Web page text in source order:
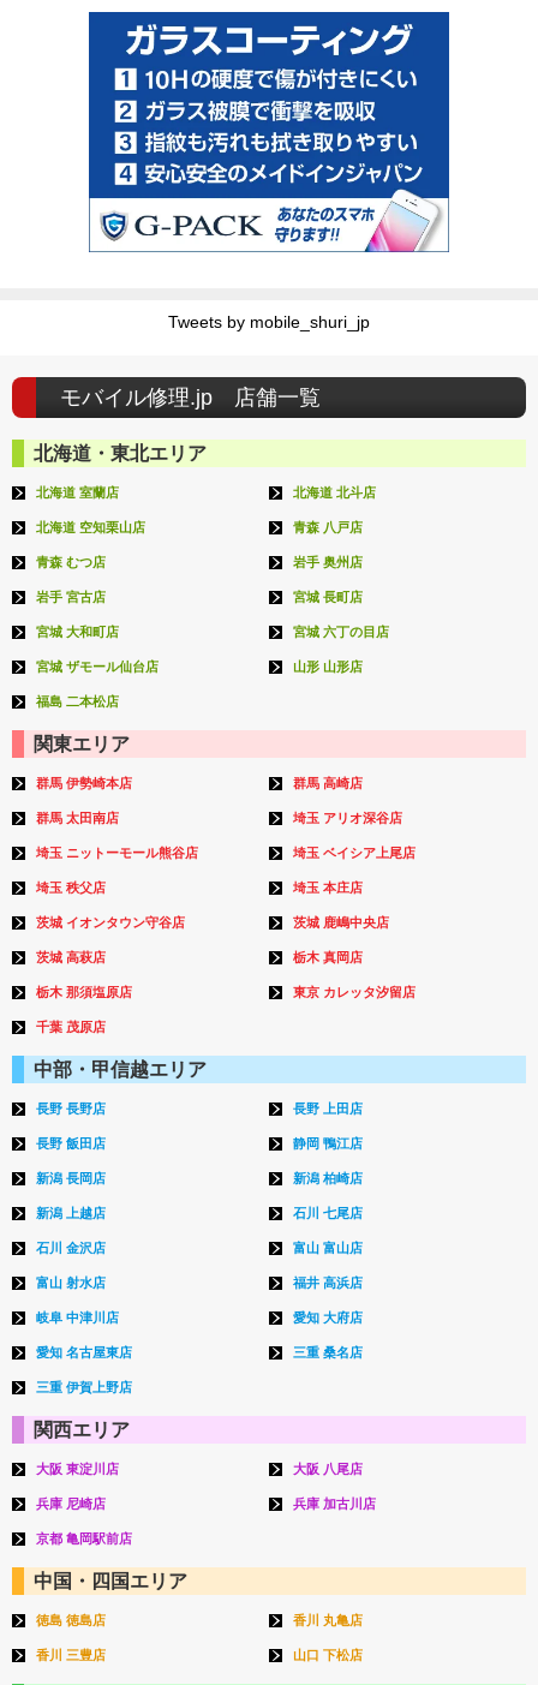
Tweets by mobile_shuri_jp
モバイル修理.jp 店舗一覧
北海道・東北エリア
北海道 室蘭店 北海道 北斗店
北海道 空知栗山店 青森 八戸店
青森 むつ店 岩手 奥州店
岩手 宮古店 宮城 長町店
宮城 大和町店 宮城 六丁の目店
宮城 ザモール仙台店 山形 山形店
福島 二本松店
関東エリア
群馬 伊勢崎本店 群馬 高崎店
群馬 太田南店 埼玉 アリオ深谷店
埼玉 ニットーモール熊谷店 埼玉 ベイシア上尾店
埼玉 秩父店 埼玉 本庄店
茨城 イオンタウン守谷店 茨城 鹿嶋中央店
茨城 高萩店 栃木 真岡店
栃木 那須塩原店 東京 カレッタ汐留店
千葉 茂原店
中部・甲信越エリア
長野 長野店 長野 上田店
長野 飯田店 静岡 鴨江店
新潟 長岡店 新潟 柏崎店
新潟 上越店 石川 七尾店
石川 金沢店 富山 富山店
富山 射水店 福井 高浜店
岐阜 中津川店 愛知 大府店
愛知 名古屋東店 三重 桑名店
三重 伊賀上野店
関西エリア
大阪 東淀川店 大阪 八尾店
兵庫 尼崎店 兵庫 加古川店
京都 亀岡駅前店
中国・四国エリア
徳島 徳島店 香川 丸亀店
香川 三豊店 山口 下松店